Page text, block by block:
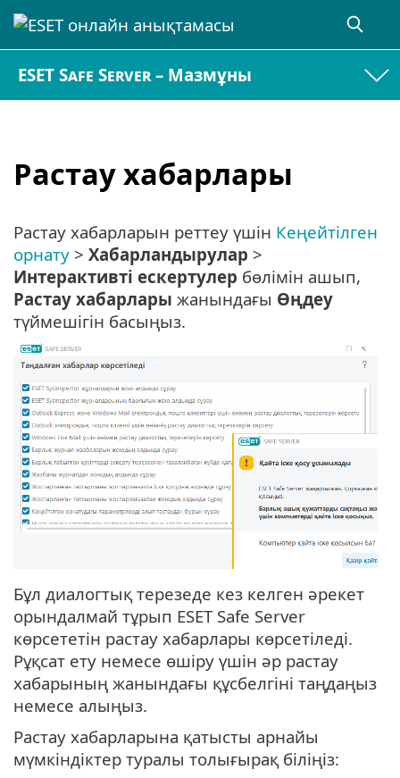
ESET Safe Server – Мазмұны
Растау хабарлары
Растау хабарларын реттеу үшін Кеңейтілген
орнату > Хабарландырулар >
Интерактивті ескертулер бөлімін ашып,
Растау хабарлары жанындағы Өңдеу
түймешігін басыңыз.
Бұл диалогтық терезеде кез келген әрекет
орындалмай тұрып ESET Safe Server
көрсететін растау хабарлары көрсетіледі.
Рұқсат ету немесе өшіру үшін әр растау
хабарының жанындағы құсбелгіні таңдаңыз
немесе алыңыз.
Растау хабарларына қатысты арнайы
мүмкіндіктер туралы толығырақ біліңіз: